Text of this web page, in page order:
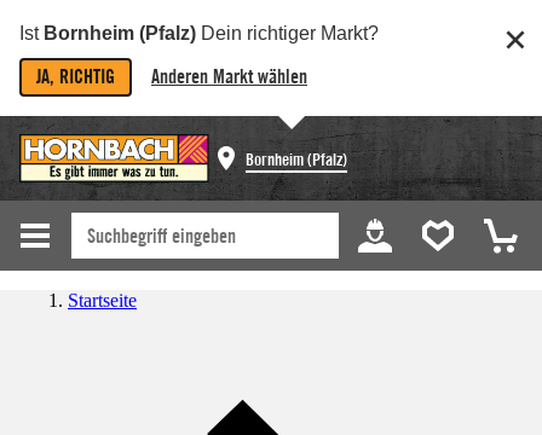
Ist Bornheim (Pfalz) Dein richtiger Markt?
JA, RICHTIG Anderen Markt wählen
Bornheim (Pfalz)
Startseite